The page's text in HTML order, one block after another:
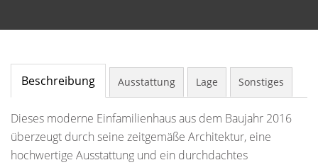
Beschreibung Ausstattung Lage Sonstiges
Dieses moderne Einfamilienhaus aus dem Baujahr 2016
überzeugt durch seine zeitgemäße Architektur, eine
hochwertige Ausstattung und ein durchdachtes